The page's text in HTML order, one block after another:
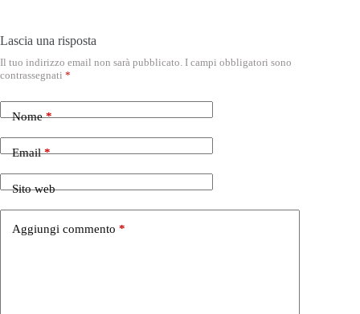
Lascia una risposta
Il tuo indirizzo email non sarà pubblicato. I campi obbligatori sono
contrassegnati *
Nome*
Email*
Sito web
Aggiungi commento *